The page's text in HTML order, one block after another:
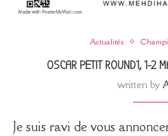
Actualités
OSCAR PETIT ROUND1, 1-2
written by
Je suis ravi de vous